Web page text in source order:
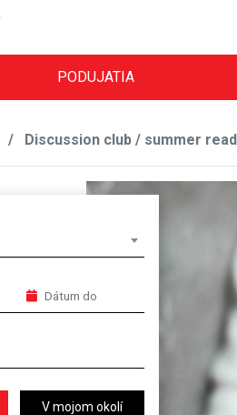
PODUJATIA
Discussion club / summer
V mojom okolí